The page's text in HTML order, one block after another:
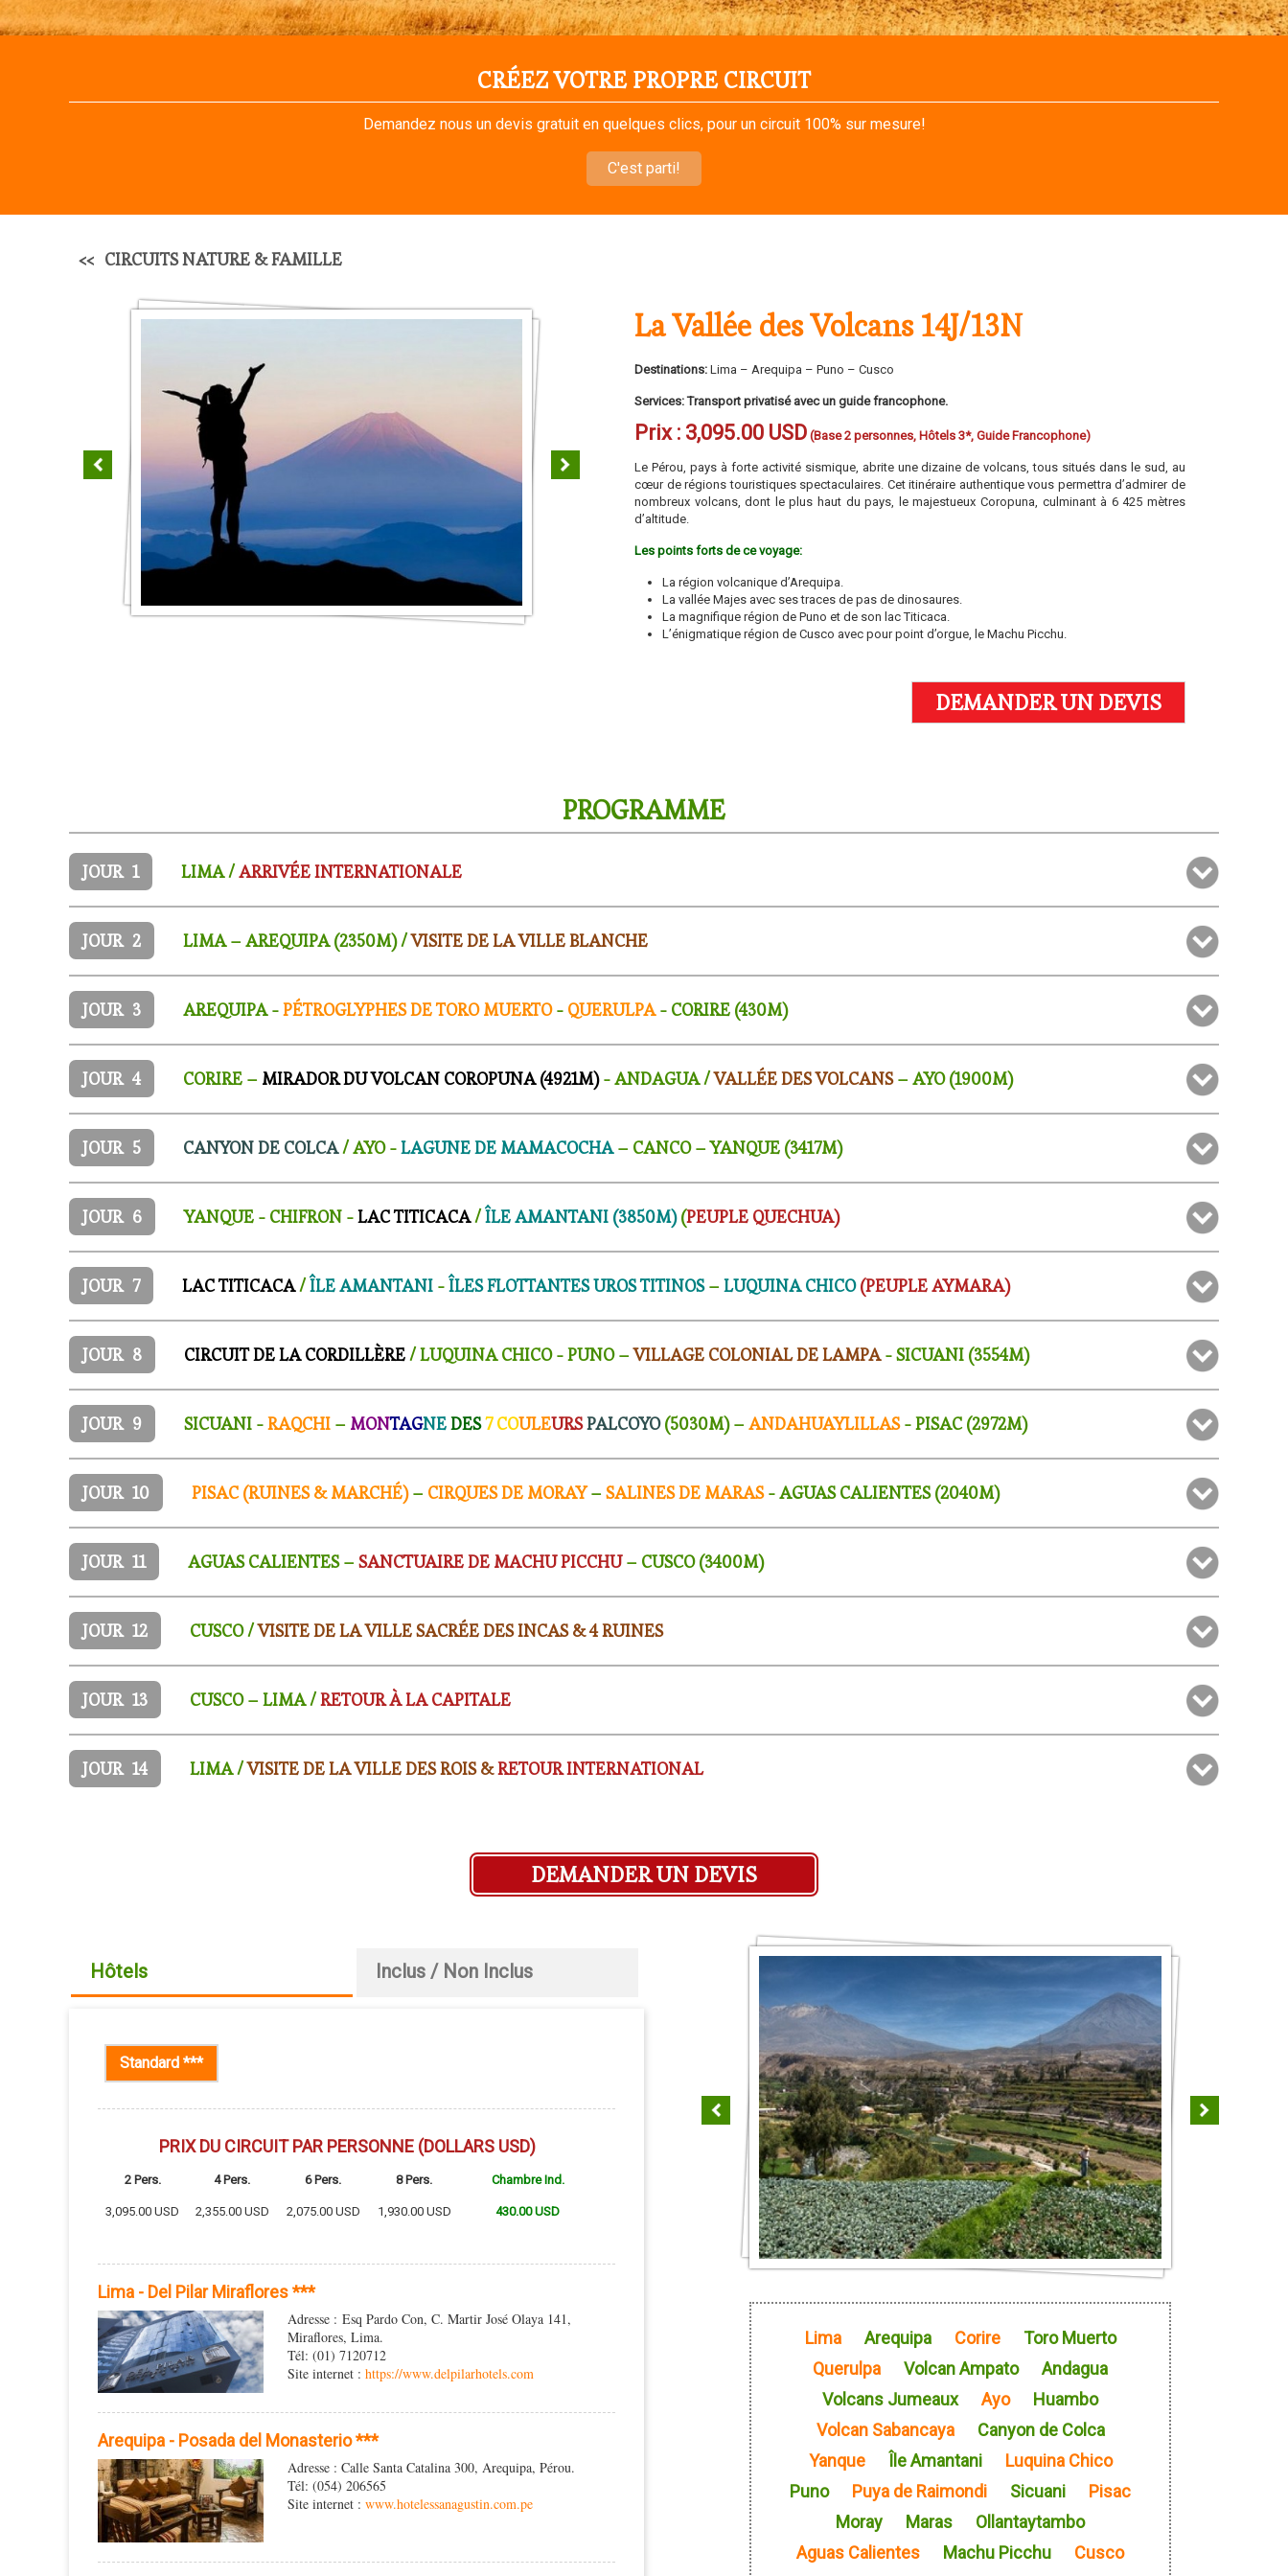
CRÉEZ VOTRE PROPRE CIRCUIT
Demandez nous un devis gratuit en quelques clics, pour un circuit 100% sur mesure!
C'est parti!
CIRCUITS NATURE & FAMILLE
La Vallée des Volcans 14J/13N
Destinations: Lima – Arequipa – Puno – Cusco
Services: Transport privatisé avec un guide francophone.
Prix : 3,095.00 USD (Base 2 personnes, Hôtels 3*, Guide Francophone)
Le Pérou, pays à forte activité sismique, abrite une dizaine de volcans, tous situés dans le sud, au
cœur de régions touristiques spectaculaires. Cet itinéraire authentique vous permettra d’admirer de
nombreux volcans, dont le plus haut du pays, le majestueux Coropuna, culminant à 6 425 mètres
d’altitude.
Les points forts de ce voyage:
La région volcanique d’Arequipa.
La vallée Majes avec ses traces de pas de dinosaures.
La magnifique région de Puno et de son lac Titicaca.
L’énigmatique région de Cusco avec pour point d’orgue, le Machu Picchu.
DEMANDER UN DEVIS
PROGRAMME
JOUR 1 LIMA /ARRIVÉE INTERNATIONALE
JOUR 2 LIMA – AREQUIPA (2350M) /VISITE DE LA VILLE BLANCHE
JOUR 3 AREQUIPA -PÉTROGLYPHES DE TORO MUERTO- QUERULPA- CORIRE (430M)
JOUR 4 CORIRE – MIRADOR DU VOLCAN COROPUNA (4921M) - ANDAGUA /VALLÉE DES VOLCANS – AYO (1900M)
JOUR 5 CANYON DE COLCA/ AYO -LAGUNE DE MAMACOCHA – CANCO – YANQUE (3417M)
JOUR 6 YANQUE - CHIFRON -LAC TITICACA/ÎLE AMANTANI (3850M)(PEUPLE QUECHUA)
JOUR 7 LAC TITICACA/ÎLE AMANTANI -ÎLES FLOTTANTES UROS TITINOS–LUQUINA CHICO(PEUPLE AYMARA)
JOUR 8 CIRCUIT DE LA CORDILLÈRE/ LUQUINA CHICO - PUNO –VILLAGE COLONIAL DE LAMPA- SICUANI (3554M)
JOUR 9 SICUANI -RAQCHI – MONTAGNEDES7 COULEURSPALCOYO(5030M) –ANDAHUAYLILLAS- PISAC (2972M)
JOUR 10 PISAC (RUINES & MARCHÉ)– CIRQUES DE MORAY–SALINES DE MARAS- AGUAS CALIENTES (2040M)
JOUR 11 AGUAS CALIENTES –SANCTUAIRE DE MACHU PICCHU– CUSCO (3400M)
JOUR 12 CUSCO /VISITE DE LA VILLE SACRÉE DES INCAS & 4 RUINES
JOUR 13 CUSCO – LIMA /RETOUR À LA CAPITALE
JOUR 14 LIMA /VISITE DE LA VILLE DES ROIS &RETOUR INTERNATIONAL
DEMANDER UN DEVIS
Hôtels Inclus / Non Inclus
Standard ***(onglet actif)
PRIX DU CIRCUIT PAR PERSONNE (DOLLARS USD)
2 Pers. 4 Pers. 6 Pers. 8 Pers. Chambre Ind.
3,095.00 USD 2,355.00 USD 2,075.00 USD 1,930.00 USD 430.00 USD
Lima - Del Pilar Miraflores ***
Adresse : Esq Pardo Con, C. Martir José Olaya 141,
Miraflores, Lima.
Tél: (01) 7120712
Site internet : https://www.delpilarhotels.com
Arequipa - Posada del Monasterio ***
Adresse : Calle Santa Catalina 300, Arequipa, Pérou.
Tél: (054) 206565
Site internet : www.hotelessanagustin.com.pe
Lima Arequipa Corire
Toro Muerto
Querulpa
Volcan Ampato
Andagua
Volcans Jumeaux
Ayo
Huambo
Volcan Sabancaya
Canyon de Colca
Yanque
Île Amantani
Luquina Chico
Puno
Puya de Raimondi Sicuani
Pisac
Moray
Maras
Ollantaytambo
Aguas Calientes
Machu Picchu Cusco